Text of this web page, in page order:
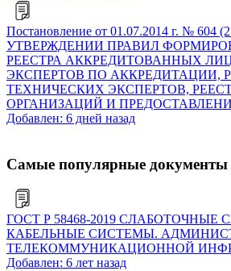
Постановление от 01.07.2014 г. № 604
УТВЕРЖДЕНИИ ПРАВИЛ
РЕЕСТРА АККРЕДИТОВАННЫХ
ЭКСПЕРТОВ ПО АККРЕДИТАЦИИ,
ТЕХНИЧЕСКИХ ЭКСПЕРТОВ,
ОРГАНИЗАЦИЙ И
Добавлен: 6 дней назад
Самые популярные документы
ГОСТ Р 58468-2019 СЛАБОТОЧНЫЕ
КАБЕЛЬНЫЕ СИСТЕМЫ.
ТЕЛЕКОММУНИКАЦИОННОЙ
Добавлен: 6 лет назад